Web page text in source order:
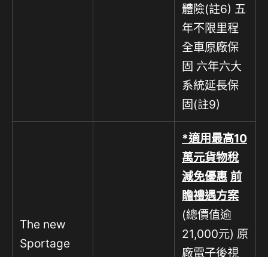
體險(註6) 五
年不限里程
全車原廠保
固 六年六大
系統延長保
固(註9)
The new
Sportage
*適用最高10
萬元貨物稅
減免優惠 前
瞻禮遇方案
(總價值逾
21,000元) 原
廠電子後視